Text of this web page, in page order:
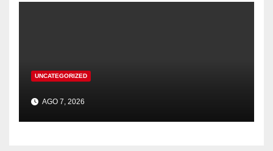
UNCATEGORIZED
AGO 7, 2026